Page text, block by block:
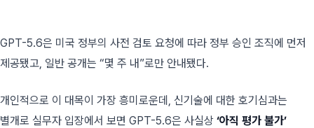
GPT-5.6은 미국 정부의 사전 검토 요청에 따라 정부 승인 조직에 먼저
제공됐고, 일반 공개는 “몇 주 내”로만 안내됐다.
개인적으로 이 대목이 가장 흥미로운데, 신기술에 대한 호기심과는
별개로 실무자 입장에서 보면 GPT-5.6은 사실상 ‘아직 평가 불가’